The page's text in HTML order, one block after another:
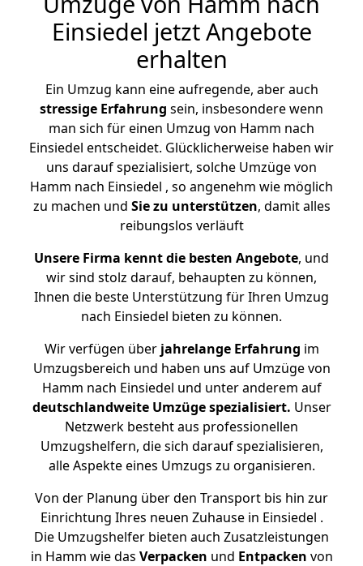
Einsiedel jetzt Angebote
erhalten
Ein Umzug kann eine aufregende, aber auch
stressige Erfahrung sein, insbesondere wenn
man sich für einen Umzug von Hamm nach
Einsiedel entscheidet. Glücklicherweise haben wir
uns darauf spezialisiert, solche Umzüge von
Hamm nach Einsiedel , so angenehm wie möglich
zu machen und Sie zu unterstützen, damit alles
reibungslos verläuft
Unsere Firma kennt die besten Angebote, und
wir sind stolz darauf, behaupten zu können,
Ihnen die beste Unterstützung für Ihren Umzug
nach Einsiedel bieten zu können.
Wir verfügen überjahrelange Erfahrung im
Umzugsbereich und haben uns auf Umzüge von
Hamm nach Einsiedel und unter anderem auf
deutschlandweite Umzüge spezialisiert. Unser
Netzwerk besteht aus professionellen
Umzugshelfern, die sich darauf spezialisieren,
alle Aspekte eines Umzugs zu organisieren.
Von der Planung über den Transport bis hin zur
Einrichtung Ihres neuen Zuhause in Einsiedel .
Die Umzugshelfer bieten auch Zusatzleistungen
in Hamm wie das Verpacken und Entpacken von